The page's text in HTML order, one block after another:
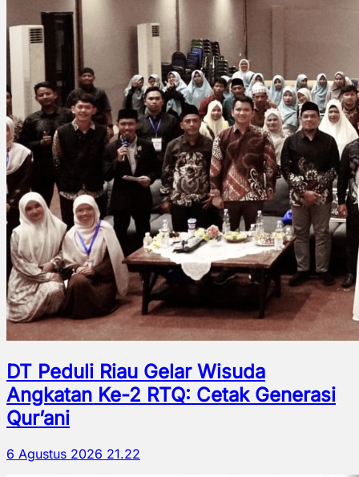
DT Peduli Riau Gelar Wisuda
Angkatan Ke-2 RTQ: Cetak Generasi
Qur’ani
6 Agustus 2026 21.22